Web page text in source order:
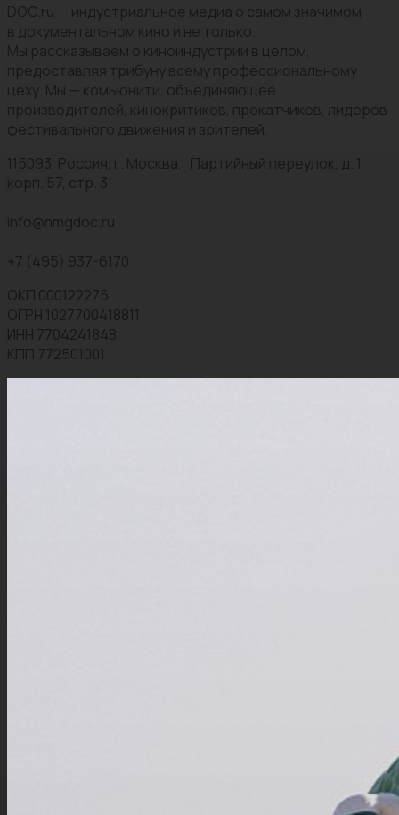
DOC.ru — индустриальное медиа о самом значимом
в документальном кино и не только.
Мы рассказываем о киноиндустрии в целом,
предоставляя трибуну всему профессиональному
цеху. Мы — комьюнити, объединяющее
производителей, кинокритиков, прокатчиков, лидеров
фестивального движения и зрителей.
115093, Россия, г. Москва, Партийный переулок, д. 1,
корп. 57, стр. 3
info@nmgdoc.ru
+7 (495) 937-6170
ОКП 000122275
ОГРН 1027700418811
ИНН 7704241848
КПП 772501001